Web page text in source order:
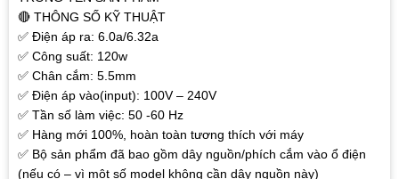
🔴 THÔNG SỐ KỸ THUẬT
✅ Điện áp ra: 6.0a/6.32a
✅ Công suất: 120w
✅ Chân cắm: 5.5mm
✅ Điện áp vào(input): 100V – 240V
✅ Tần số làm việc: 50 -60 Hz
✅ Hàng mới 100%, hoàn toàn tương thích với máy
✅ Bộ sản phẩm đã bao gồm dây nguồn/phích cắm vào ổ điện
(nếu có – vì một số model không cần dây nguồn này)